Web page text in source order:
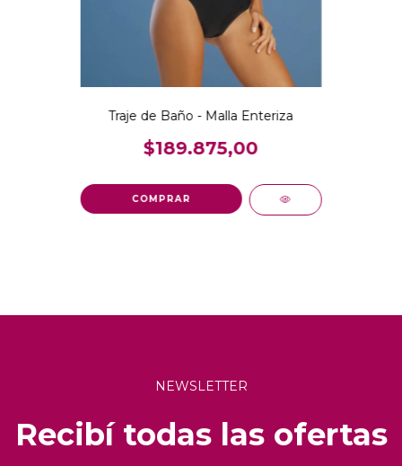
Traje de Baño - Malla Enteriza
$189.875,00
COMPRAR
NEWSLETTER
Recibí todas las ofertas